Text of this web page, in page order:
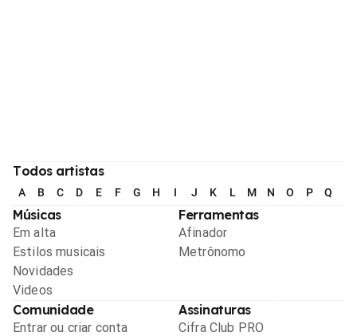
Todos artistas
A B C D E F G H I J K L M N O P Q
Músicas
Em alta
Estilos musicais
Novidades
Videos
Ferramentas
Afinador
Metrônomo
Comunidade
Entrar ou criar conta
Assinaturas
Cifra Club PRO